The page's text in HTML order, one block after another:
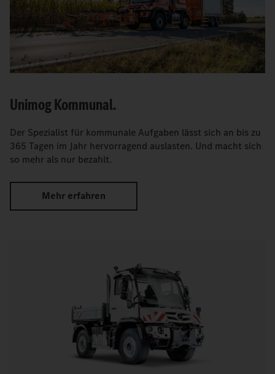
Unimog Kommunal.
Der Spezialist für kommunale Aufgaben lässt sich an bis zu
365 Tagen im Jahr hervorragend auslasten. Und macht sich
so mehr als nur bezahlt.
Mehr erfahren